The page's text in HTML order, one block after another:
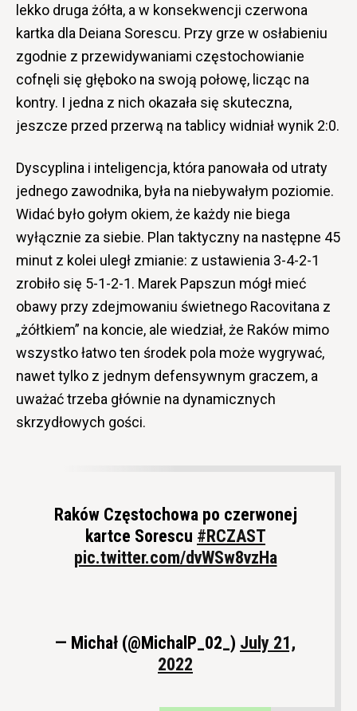
lekko druga żółta, a w konsekwencji czerwona
kartka dla Deiana Sorescu. Przy grze w osłabieniu
zgodnie z przewidywaniami częstochowianie
cofnęli się głęboko na swoją połowę, licząc na
kontry. I jedna z nich okazała się skuteczna,
jeszcze przed przerwą na tablicy widniał wynik 2:0.
Dyscyplina i inteligencja, która panowała od utraty
jednego zawodnika, była na niebywałym poziomie.
Widać było gołym okiem, że każdy nie biega
wyłącznie za siebie. Plan taktyczny na następne 45
minut z kolei uległ zmianie: z ustawienia 3-4-2-1
zrobiło się 5-1-2-1. Marek Papszun mógł mieć
obawy przy zdejmowaniu świetnego Racovitana z
„żółtkiem” na koncie, ale wiedział, że Raków mimo
wszystko łatwo ten środek pola może wygrywać,
nawet tylko z jednym defensywnym graczem, a
uważać trzeba głównie na dynamicznych
skrzydłowych gości.
Raków Częstochowa po czerwonej
kartce Sorescu #RCZAST
pic.twitter.com/dvWSw8vzHa
— Michał (@MichalP_02_) July 21,
2022